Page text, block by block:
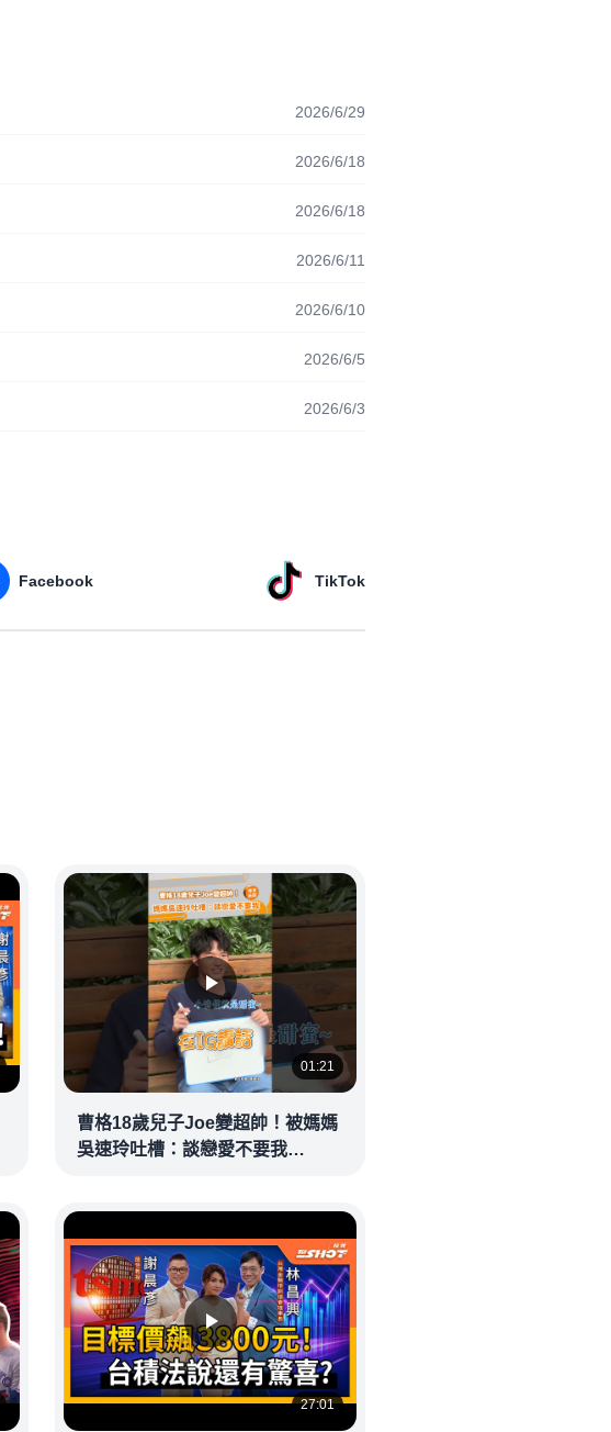
2026/6/29
2026/6/18
2026/6/18
2026/6/11
2026/6/10
2026/6/5
2026/6/3
Facebook TikTok
01:21
曹格18歲兒子Joe變超帥！被媽媽
吳速玲吐槽：談戀愛不要我
27:01